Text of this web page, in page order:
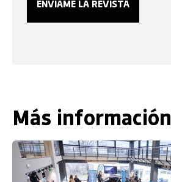
Más información